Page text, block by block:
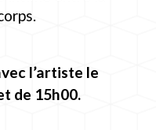
l’artiste le
de 15h00.